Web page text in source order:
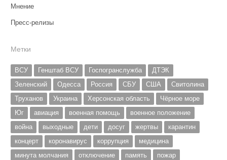
Мнение
Пресс-релизы
Метки
ВСУ Генштаб ВСУ Госпогранслужба
ДТЭК
Зеленский
Одесса Россия СБУ США
Свитолина
Труханов
Украина Херсонская область
Чёрное море
Юг
авиация военная помощь
военное положение
война
выходные дети досуг жертвы
карантин
концерт
коронавирус коррупция
медицина
минута молчания
отключение память
пожар